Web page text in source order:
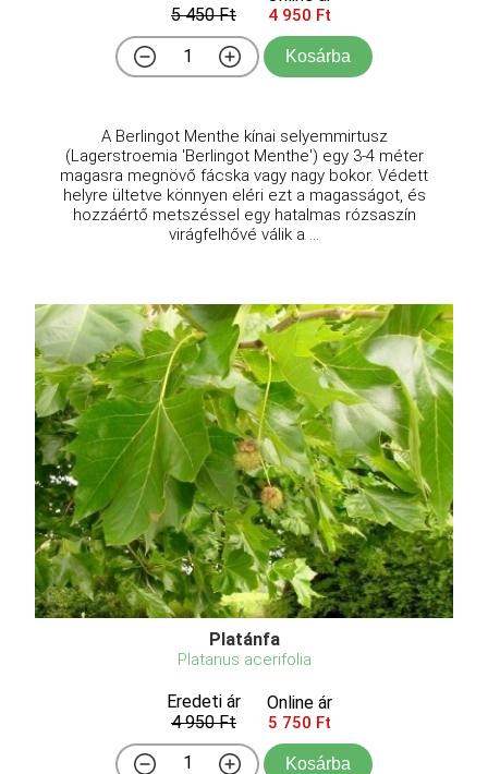
5 450 Ft
4 950 Ft
Kosárba
A Berlingot Menthe kínai selyemmirtusz
(Lagerstroemia 'Berlingot Menthe') egy 3-4 méter
magasra megnövő fácska vagy nagy bokor. Védett
helyre ültetve könnyen eléri ezt a magasságot, és
hozzáértő metszéssel egy hatalmas rózsaszín
virágfelhővé válik a ...
Platánfa
Platanus acerifolia
Eredeti ár
4 950 Ft
Online ár
5 750 Ft
Kosárba